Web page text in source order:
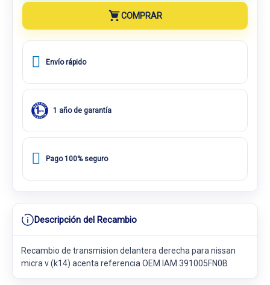
COMPRAR
Envío rápido
1 año de garantía
Pago 100% seguro
Descripción del Recambio
Recambio de transmision delantera derecha para nissan
micra v (k14) acenta referencia OEM IAM 391005FN0B